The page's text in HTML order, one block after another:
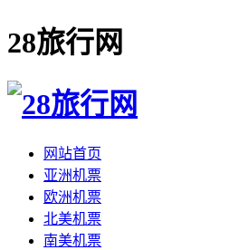
28旅行网
网站首页
亚洲机票
欧洲机票
北美机票
南美机票